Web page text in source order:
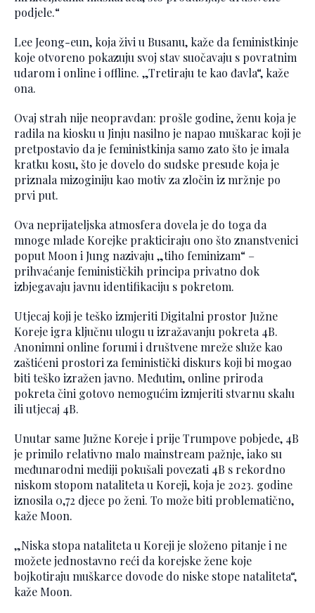
podjele.“
Lee Jeong-eun, koja živi u Busanu, kaže da feministkinje
koje otvoreno pokazuju svoj stav suočavaju s povratnim
udarom i online i offline. „Tretiraju te kao đavla“, kaže
ona.
Ovaj strah nije neopravdan: prošle godine, ženu koja je
radila na kiosku u Jinju nasilno je napao muškarac koji je
pretpostavio da je feministkinja samo zato što je imala
kratku kosu, što je dovelo do sudske presude koja je
priznala mizoginiju kao motiv za zločin iz mržnje po
prvi put.
Ova neprijateljska atmosfera dovela je do toga da
mnoge mlade Korejke prakticiraju ono što znanstvenici
poput Moon i Jung nazivaju „tiho feminizam“ –
prihvaćanje feminističkih principa privatno dok
izbjegavaju javnu identifikaciju s pokretom.
Utjecaj koji je teško izmjeriti Digitalni prostor Južne
Koreje igra ključnu ulogu u izražavanju pokreta 4B.
Anonimni online forumi i društvene mreže služe kao
zaštićeni prostori za feministički diskurs koji bi mogao
biti teško izražen javno. Međutim, online priroda
pokreta čini gotovo nemogućim izmjeriti stvarnu skalu
ili utjecaj 4B.
Unutar same Južne Koreje i prije Trumpove pobjede, 4B
je primilo relativno malo mainstream pažnje, iako su
međunarodni mediji pokušali povezati 4B s rekordno
niskom stopom nataliteta u Koreji, koja je 2023. godine
iznosila 0,72 djece po ženi. To može biti problematično,
kaže Moon.
„Niska stopa nataliteta u Koreji je složeno pitanje i ne
možete jednostavno reći da korejske žene koje
bojkotiraju muškarce dovode do niske stope nataliteta“,
kaže Moon.